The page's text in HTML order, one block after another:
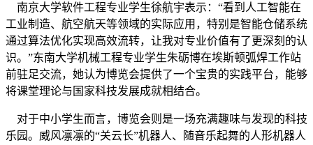
南京大学软件工程专业学生徐航宇表示：“看到人工智能在
工业制造、航空航天等领域的实际应用，特别是智能仓储系统
通过算法优化实现高效流转，让我对专业价值有了更深刻的认
识。”东南大学机械工程专业学生朱砺博在埃斯顿弧焊工作站
前驻足交流，她认为博览会提供了一个宝贵的实践平台，能够
将课堂理论与国家科技发展成就相结合。
对于中小学生而言，博览会则是一场充满趣味与发现的科技
乐园。威风凛凛的“关云长”机器人、随音乐起舞的人形机器人